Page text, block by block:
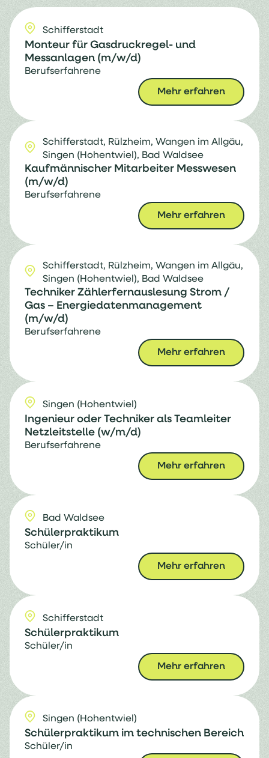
Schifferstadt
Monteur für Gasdruckregel- und
Messanlagen (m/w/d)
Berufserfahrene
Mehr erfahren
Schifferstadt, Rülzheim, Wangen im Allgäu,
Singen (Hohentwiel), Bad Waldsee
Kaufmännischer Mitarbeiter Messwesen
(m/w/d)
Berufserfahrene
Mehr erfahren
Schifferstadt, Rülzheim, Wangen im Allgäu,
Singen (Hohentwiel), Bad Waldsee
Techniker Zählerfernauslesung Strom /
Gas – Energiedatenmanagement
(m/w/d)
Berufserfahrene
Mehr erfahren
Singen (Hohentwiel)
Ingenieur oder Techniker als Teamleiter
Netzleitstelle (w/m/d)
Berufserfahrene
Mehr erfahren
Bad Waldsee
Schülerpraktikum
Schüler/in
Mehr erfahren
Schifferstadt
Schülerpraktikum
Schüler/in
Mehr erfahren
Singen (Hohentwiel)
Schülerpraktikum im technischen Bereich
Schüler/in